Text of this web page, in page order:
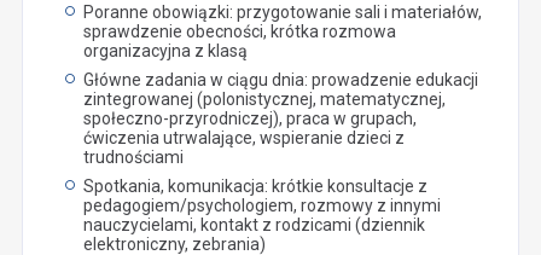
Poranne obowiązki: przygotowanie sali i materiałów,
sprawdzenie obecności, krótka rozmowa
organizacyjna z klasą
Główne zadania w ciągu dnia: prowadzenie edukacji
zintegrowanej (polonistycznej, matematycznej,
społeczno-przyrodniczej), praca w grupach,
ćwiczenia utrwalające, wspieranie dzieci z
trudnościami
Spotkania, komunikacja: krótkie konsultacje z
pedagogiem/psychologiem, rozmowy z innymi
nauczycielami, kontakt z rodzicami (dziennik
elektroniczny, zebrania)